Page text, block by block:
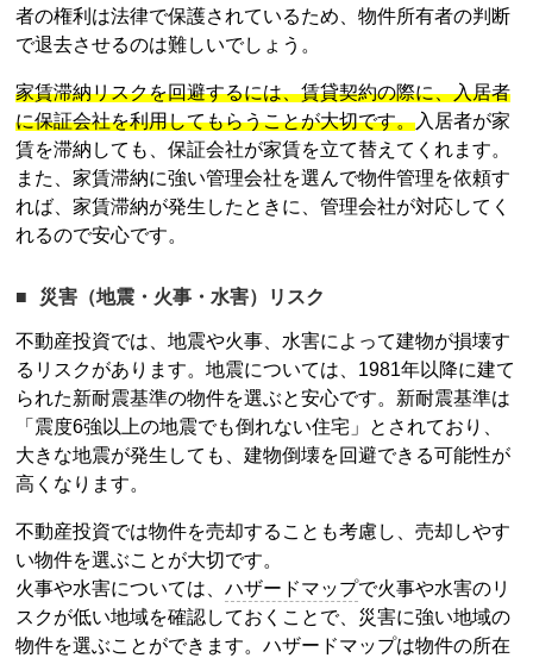
者の権利は法律で保護されているため、物件所有者の判断
で退去させるのは難しいでしょう。
家賃滞納リスクを回避するには、賃貸契約の際に、入居者
に保証会社を利用してもらうことが大切です。入居者が家
賃を滞納しても、保証会社が家賃を立て替えてくれます。
また、家賃滞納に強い管理会社を選んで物件管理を依頼す
れば、家賃滞納が発生したときに、管理会社が対応してく
れるので安心です。
災害（地震・火事・水害）リスク
不動産投資では、地震や火事、水害によって建物が損壊す
るリスクがあります。地震については、1981年以降に建て
られた新耐震基準の物件を選ぶと安心です。新耐震基準は
「震度6強以上の地震でも倒れない住宅」とされており、
大きな地震が発生しても、建物倒壊を回避できる可能性が
高くなります。
不動産投資では物件を売却することも考慮し、売却しやす
い物件を選ぶことが大切です。
火事や水害については、ハザードマップで火事や水害のリ
スクが低い地域を確認しておくことで、災害に強い地域の
物件を選ぶことができます。ハザードマップは物件の所在